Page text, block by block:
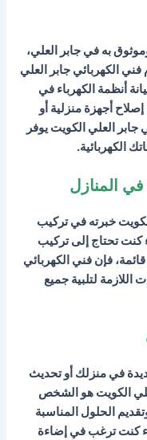
به في جابر العلي،
الكهربائي جابر العلي
أنظمة الكهرباء في
أجهزة منزلية أو
العلي الكويت يوفر
الكهربائية.
المنازل
خبرته في تركيب
كنت تحتاج إلى تركيب
فإن فني الكهربائي
اللازمة لتلبية جميع
في منزلك أو تحديث
الكويت هو الشخص
الحلول المناسبة
كنت ترغب في إضاءة